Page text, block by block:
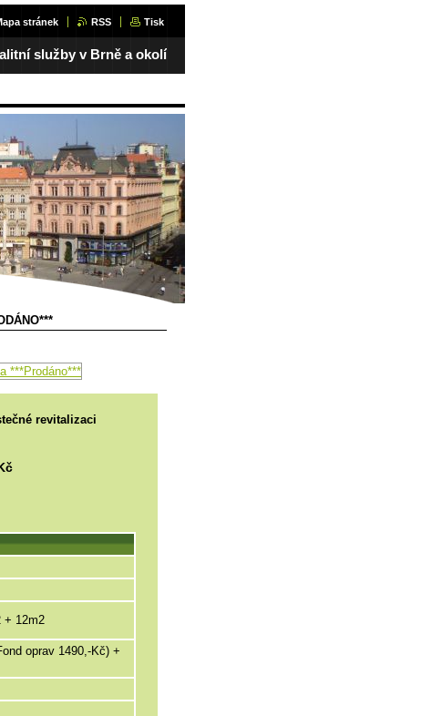
stránek RSS Tisk
služby v Brně a okolí
revitalizaci
+ 12m2
oprav 1490,-Kč) +